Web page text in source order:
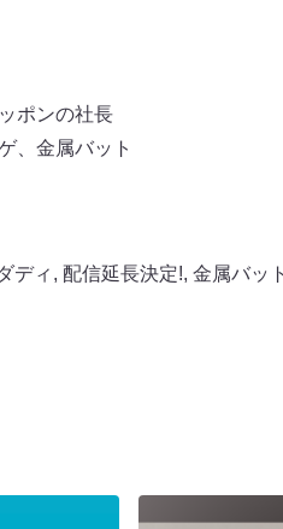
ポンの社長
、金属バット
ディ , 配信延長決定!, 金属バット